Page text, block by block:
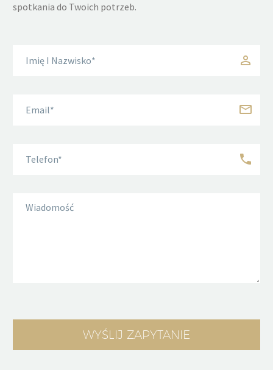
spotkania do Twoich potrzeb.